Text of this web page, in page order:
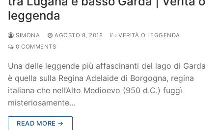
leggenda
SIMONA AGOSTO 8, 2018
VERITÀ O LEGGENDA
0 COMMENTS
Una delle leggende più affascinanti del lago di Garda
è quella sulla Regina Adelaide di Borgogna, regina
italiana che nell’Alto Medioevo (950 d.C.) fuggì
misteriosamente…
READ MORE →